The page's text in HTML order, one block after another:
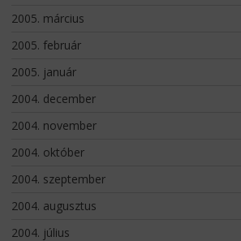
2005. március
2005. február
2005. január
2004. december
2004. november
2004. október
2004. szeptember
2004. augusztus
2004. július